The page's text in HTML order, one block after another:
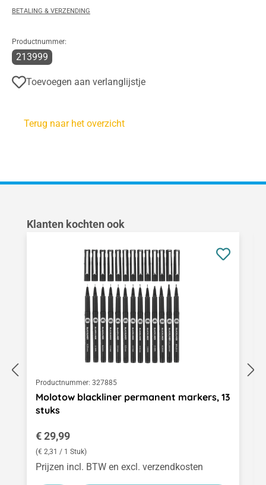
BETALING & VERZENDING
Productnummer:
213999
Toevoegen aan verlanglijstje
Terug naar het overzicht
Productgalerij overslaan
Klanten kochten ook
Productnummer: 327885
Molotow blackliner permanent markers, 13
stuks
Normale prijs:
€ 29,99
(€ 2,31 / 1 Stuk)
Prijzen incl. BTW en excl. verzendkosten